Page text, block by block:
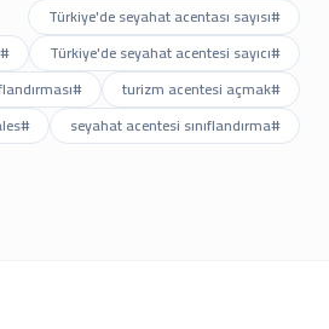
#
Türkiye'de seyahat acentası sayısı
#
Türkiye'de seyahat acentesi sayıcı
#
#
turizm acentesi açmak
#
#
seyahat acentesi sınıflandırma
#